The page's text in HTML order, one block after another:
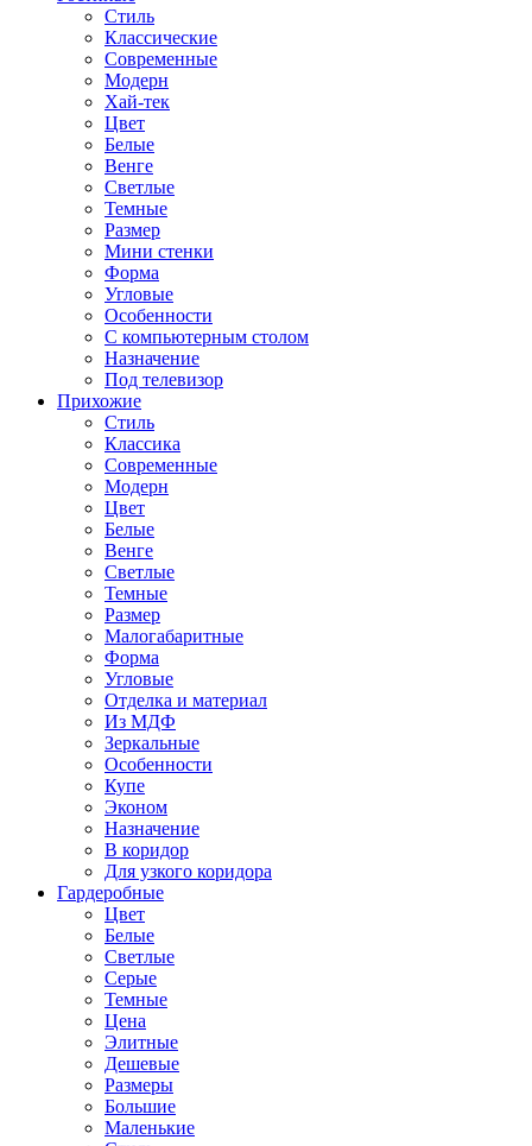
Стиль
Классические
Современные
Модерн
Хай-тек
Цвет
Белые
Венге
Светлые
Темные
Размер
Мини стенки
Форма
Угловые
Особенности
С компьютерным столом
Назначение
Под телевизор
Прихожие
Стиль
Классика
Современные
Модерн
Цвет
Белые
Венге
Светлые
Темные
Размер
Малогабаритные
Форма
Угловые
Отделка и материал
Из МДФ
Зеркальные
Особенности
Купе
Эконом
Назначение
В коридор
Для узкого коридора
Гардеробные
Цвет
Белые
Светлые
Серые
Темные
Цена
Элитные
Дешевые
Размеры
Большие
Маленькие